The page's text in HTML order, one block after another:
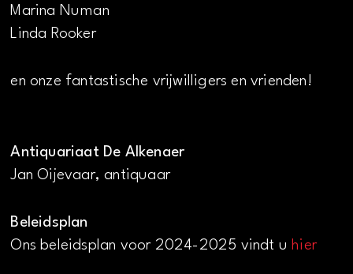
Marina Numan
Linda Rooker
en onze fantastische vrijwilligers en vrienden!
Antiquariaat De Alkenaer
Jan Oijevaar, antiquaar
Beleidsplan
Ons beleidsplan voor 2024-2025 vindt uhier